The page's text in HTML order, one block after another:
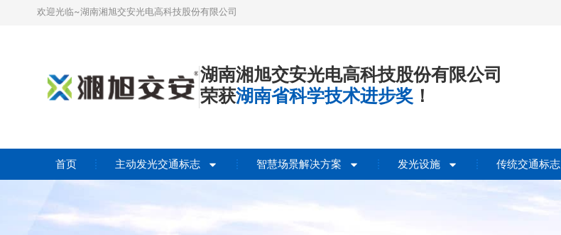
欢迎光临~湖南湘旭交安光电高科技股份有限公司
湖南湘旭交安光电高科技股份有限公司
荣获湖南省科学技术进步奖 ！
首页 主动发光交通标志 智慧场景解决方案 发光设施 传统交通标志